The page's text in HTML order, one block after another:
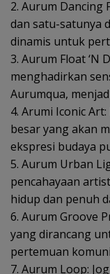
2. Aurum Dancing
dan satu-satunya
dinamis untuk
3. Aurum Float ‘N
menghadirkan
Aurumqua,
4. Arumi Iconic
besar yang akan
ekspresi budaya
5. Aurum Urban
pencahayaan
hidup dan penuh
6. Aurum Groove
yang dirancang
pertemuan
7. Aurum Loop: